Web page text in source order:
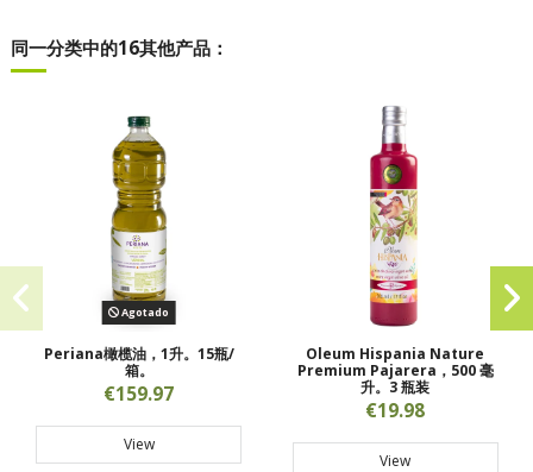
同一分类中的16其他产品：
Agotado
Periana橄榄油，1升。15瓶/
箱。
€159.97
View
Oleum Hispania Nature
Premium Pajarera，500 毫
升。3 瓶装
€19.98
View